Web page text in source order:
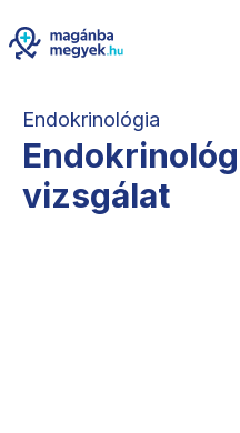
Endokrinológia
vizsgálat